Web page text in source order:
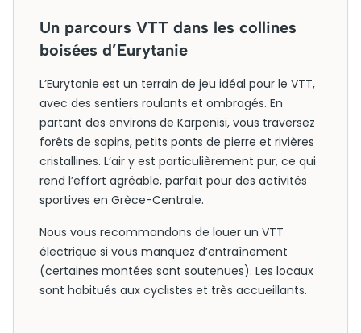
Un parcours VTT dans les collines
boisées d’Eurytanie
L’Eurytanie est un terrain de jeu idéal pour le VTT,
avec des sentiers roulants et ombragés. En
partant des environs de Karpenisi, vous traversez
forêts de sapins, petits ponts de pierre et rivières
cristallines. L’air y est particulièrement pur, ce qui
rend l’effort agréable, parfait pour des activités
sportives en Grèce-Centrale.
Nous vous recommandons de louer un VTT
électrique si vous manquez d’entraînement
(certaines montées sont soutenues). Les locaux
sont habitués aux cyclistes et très accueillants.